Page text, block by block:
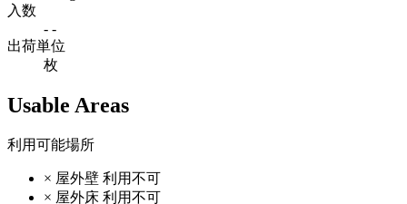
入数
- -
出荷単位
枚
Usable Areas
利用可能場所
× 屋外壁 利用不可
× 屋外床 利用不可